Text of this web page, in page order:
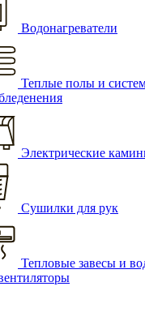
Водонагреватели
Теплые полы и
Электрические
Сушилки для рук
Тепловые завесы и